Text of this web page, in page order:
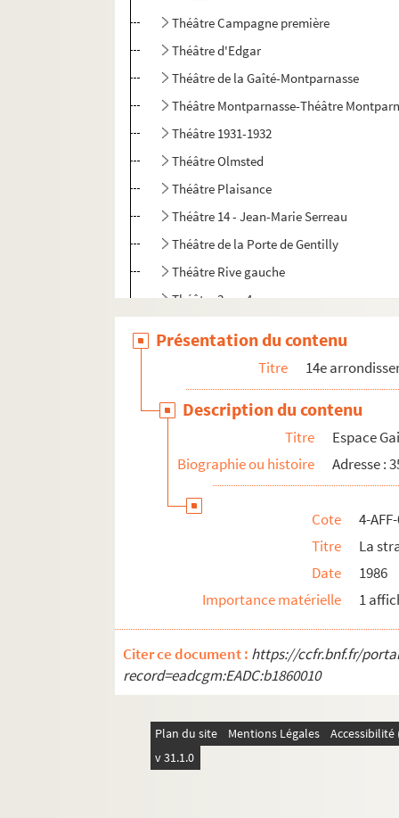
Théâtre Campagne première
Théâtre d'Edgar
Théâtre de la Gaîté-Montparnasse
Théâtre Montparnasse-Théâtre
Théâtre 1931-1932
Théâtre Olmsted
Théâtre Plaisance
Théâtre 14 - Jean-Marie Serreau
Théâtre de la Porte de Gentilly
Théâtre Rive gauche
Théâtre 3 sur 4
15e arrondissement
Présentation du contenu
Titre 14e
Description du contenu
Titre
Espace
Biographie ou histoire
Adresse :
Cote
4-
Titre
La
Date
1986
Importance matérielle
1
Citer ce document : https://ccfr.bnf.fr/
record=eadcgm:EADC:b1860010
Plan du site Mentions Légales
v 31.1.0